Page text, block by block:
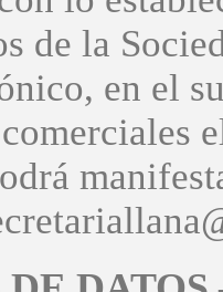
de la
en el